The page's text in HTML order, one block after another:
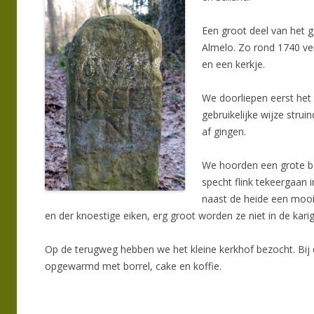
Een groot deel van het
Almelo. Zo rond 1740
en een kerkje.
We doorliepen eerst
gebruikelijke wijze
af gingen.
We hoorden een grote
specht flink tekeergaan
naast de heide een
en der knoestige eiken, erg groot worden ze niet in de
Op de terugweg hebben we het kleine kerkhof bezocht.
opgewarmd met borrel, cake en koffie.